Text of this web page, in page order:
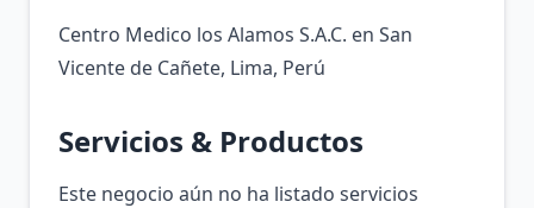
Centro Medico los Alamos S.A.C. en San
Vicente de Cañete, Lima, Perú
Servicios & Productos
Este negocio aún no ha listado servicios